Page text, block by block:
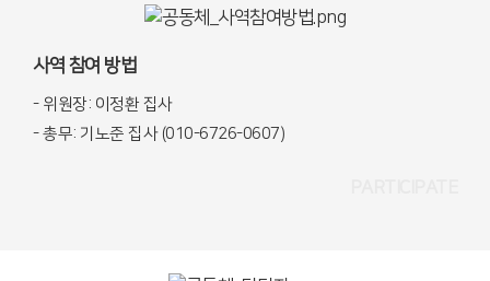
사역 참여 방법
- 위원장: 이정환 집사
- 총무: 기노준 집사 (010-6726-0607)